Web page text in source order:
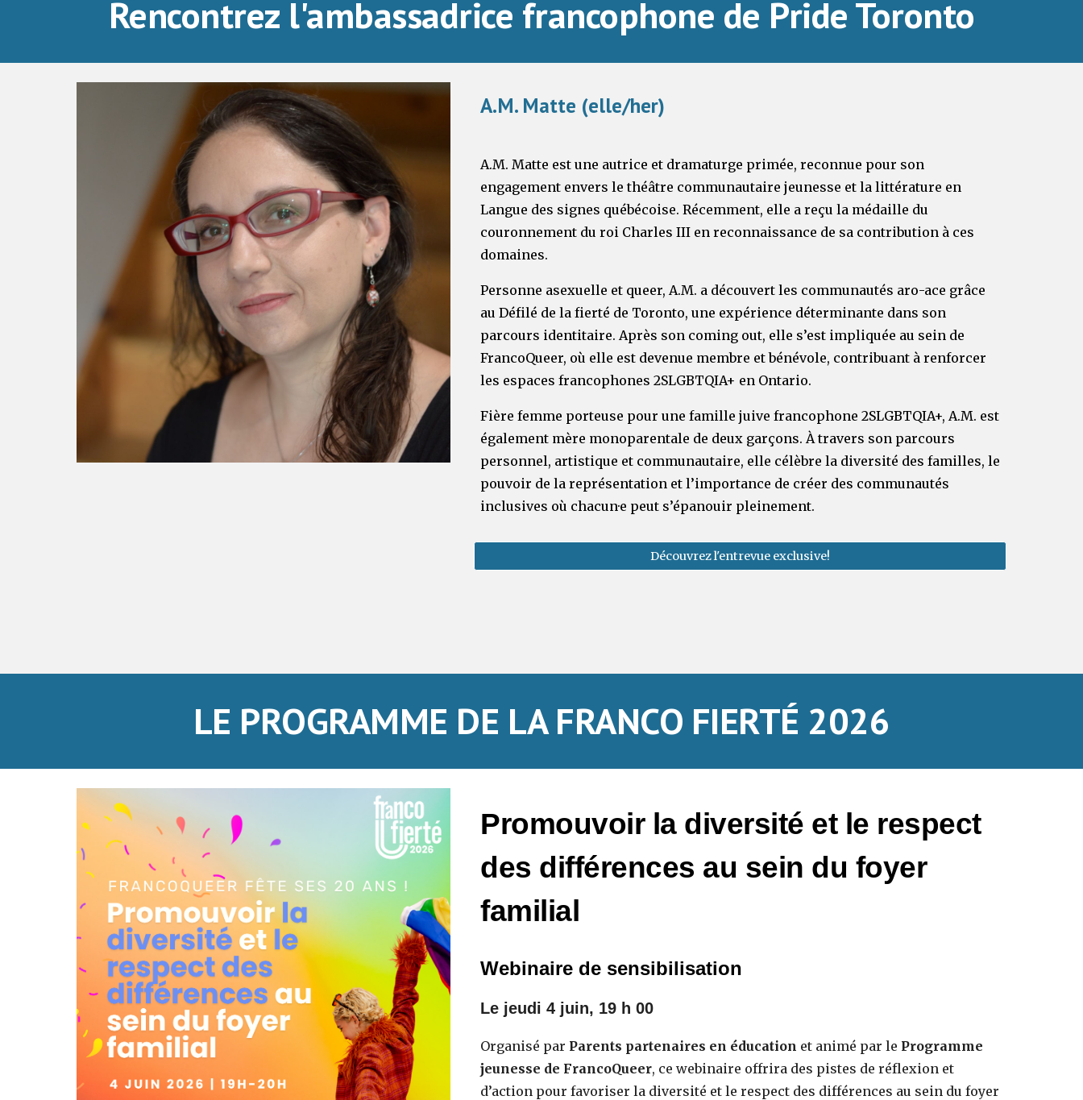
Rencontrez l'ambassadrice francophone de Pride Toronto
A.M. Matte (elle/her)
A.M. Matte est une autrice et dramaturge primée, reconnue pour son
engagement envers le théâtre communautaire jeunesse et la littérature en
Langue des signes québécoise. Récemment, elle a reçu la médaille du
couronnement du roi Charles III en reconnaissance de sa contribution à ces
domaines.
Personne asexuelle et queer, A.M. a découvert les communautés aro-ace grâce
au Défilé de la fierté de Toronto, une expérience déterminante dans son
parcours identitaire. Après son coming out, elle s’est impliquée au sein de
FrancoQueer, où elle est devenue membre et bénévole, contribuant à renforcer
les espaces francophones 2SLGBTQIA+ en Ontario.
Fière femme porteuse pour une famille juive francophone 2SLGBTQIA+, A.M. est
également mère monoparentale de deux garçons. À travers son parcours
personnel, artistique et communautaire, elle célèbre la diversité des familles, le
pouvoir de la représentation et l’importance de créer des communautés
inclusives où chacun·e peut s’épanouir pleinement.
Découvrez l'entrevue exclusive!
LE PROGRAMME DE LA FRANCO FIERTÉ 2026
Promouvoir la diversité et le respect
des différences au sein du foyer
familial
Webinaire de sensibilisation
Le jeudi 4 juin, 19 h 00
Organisé par Parents partenaires en éducation et animé par le Programme
jeunesse de FrancoQueer, ce webinaire offrira des pistes de réflexion et
d’action pour favoriser la diversité et le respect des différences au sein du foyer